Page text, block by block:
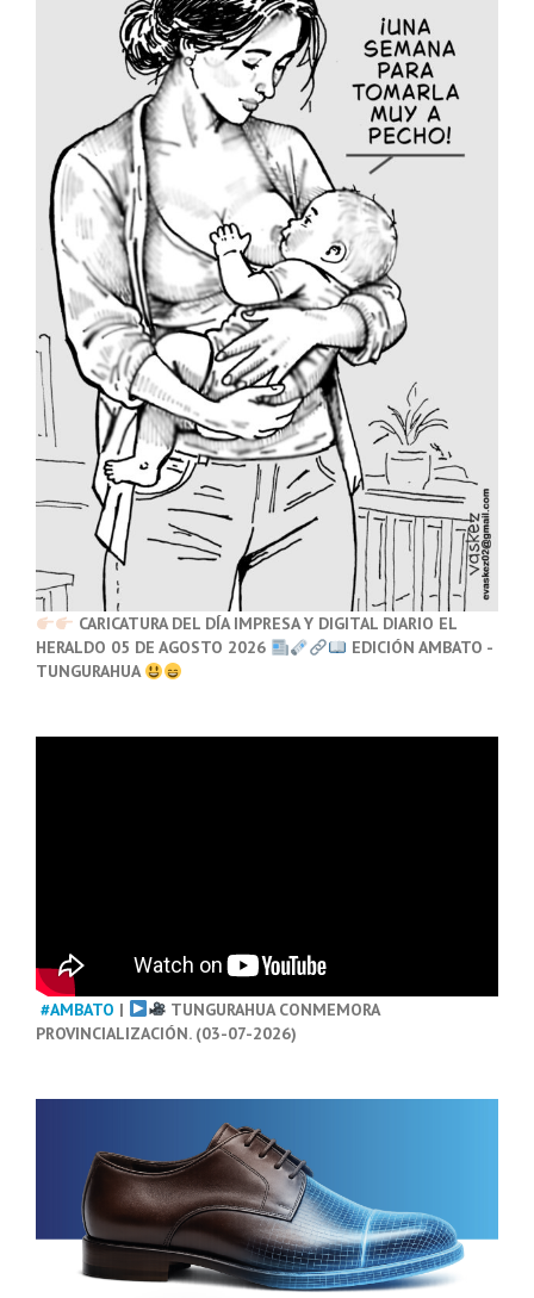
CARICATURA DEL DÍA IMPRESA Y DIGITAL DIARIO EL
HERALDO 05 DE AGOSTO 2026
EDICIÓN AMBATO -
TUNGURAHUA
#AMBATO |
TUNGURAHUA CONMEMORA
PROVINCIALIZACIÓN. (03-07-2026)